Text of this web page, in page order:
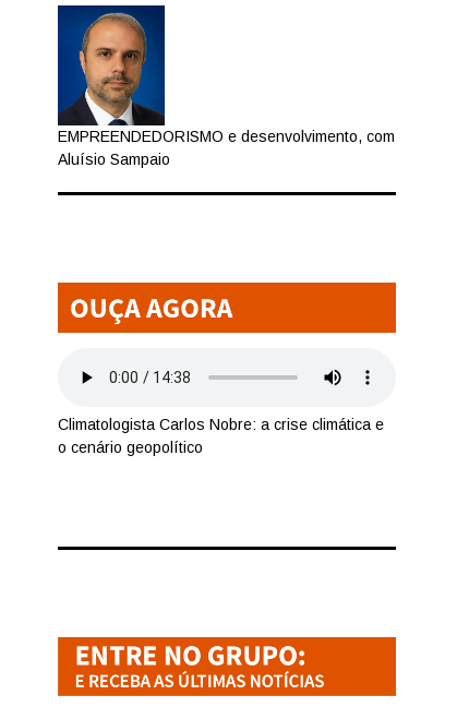
EMPREENDEDORISMO e desenvolvimento, com
Aluísio Sampaio
Climatologista Carlos Nobre: a crise climática e
o cenário geopolítico